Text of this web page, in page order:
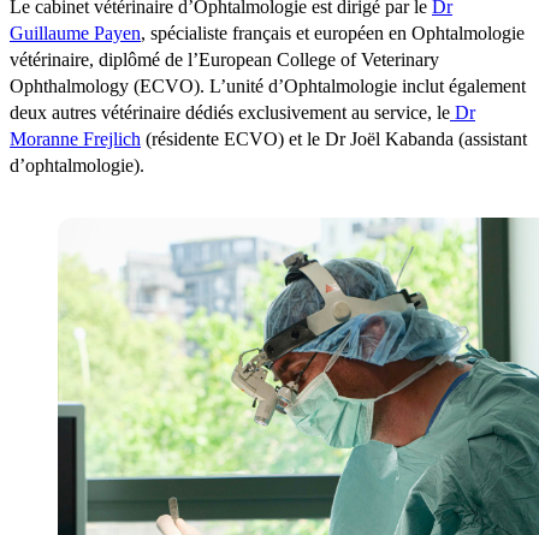
Le cabinet vétérinaire d’Ophtalmologie est dirigé par le Dr
Guillaume Payen, spécialiste français et européen en Ophtalmologie
vétérinaire, diplômé de l’European College of Veterinary
Ophthalmology (ECVO). L’unité d’Ophtalmologie inclut également
deux autres vétérinaire dédiés exclusivement au service, le Dr
Moranne Frejlich (résidente ECVO) et le Dr Joël Kabanda (assistant
d’ophtalmologie).